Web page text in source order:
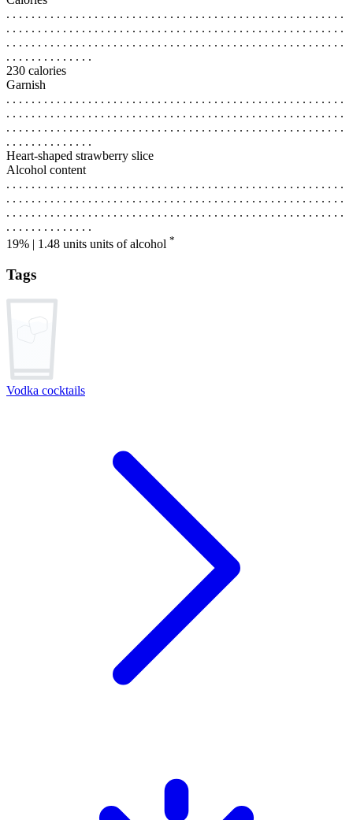
. . . . . . . . . . . . . . . . . . . . . . . . . . . . . . . . . . . . . . . . . . . . . . . . . . . . . .
. . . . . . . . . . . . . . . . . . . . . . . . . . . . . . . . . . . . . . . . . . . . . . . . . . . . . .
. . . . . . . . . . . . . . . . . . . . . . . . . . . . . . . . . . . . . . . . . . . . . . . . . . . . . .
. . . . . . . . . . . . . .
230 calories
Garnish
. . . . . . . . . . . . . . . . . . . . . . . . . . . . . . . . . . . . . . . . . . . . . . . . . . . . . .
. . . . . . . . . . . . . . . . . . . . . . . . . . . . . . . . . . . . . . . . . . . . . . . . . . . . . .
. . . . . . . . . . . . . . . . . . . . . . . . . . . . . . . . . . . . . . . . . . . . . . . . . . . . . .
. . . . . . . . . . . . . .
Heart-shaped strawberry slice
Alcohol content
. . . . . . . . . . . . . . . . . . . . . . . . . . . . . . . . . . . . . . . . . . . . . . . . . . . . . .
. . . . . . . . . . . . . . . . . . . . . . . . . . . . . . . . . . . . . . . . . . . . . . . . . . . . . .
. . . . . . . . . . . . . . . . . . . . . . . . . . . . . . . . . . . . . . . . . . . . . . . . . . . . . .
. . . . . . . . . . . . . .
19% | 1.48 units units of alcohol *
Tags
Vodka cocktails